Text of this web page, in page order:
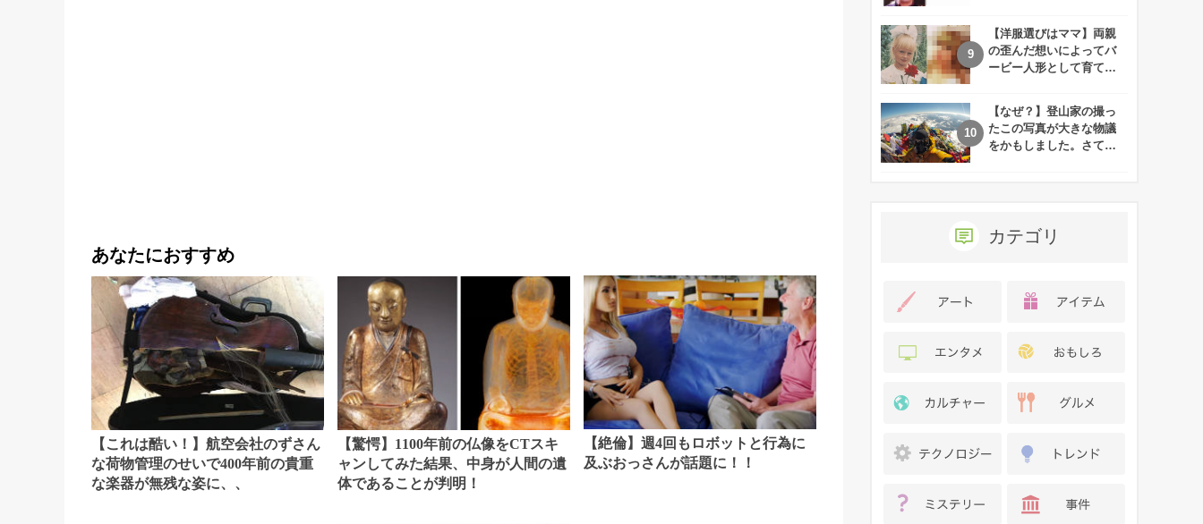
あなたにおすすめ
【これは酷い！】航空会社のずさん
な荷物管理のせいで400年前の貴重
な楽器が無残な姿に、、
【驚愕】1100年前の仏像をCTスキ
ャンしてみた結果、中身が人間の遺
体であることが判明！
【絶倫】週4回もロボットと行為に
及ぶおっさんが話題に！！
【洋服選びはママ】両親
の歪んだ想いによってバ
ービー人形として育てら
【なぜ？】登山家の撮っ
たこの写真が大きな物議
をかもしました。さて、
カテゴリ